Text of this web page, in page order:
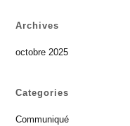
Archives
octobre 2025
Categories
Communiqué